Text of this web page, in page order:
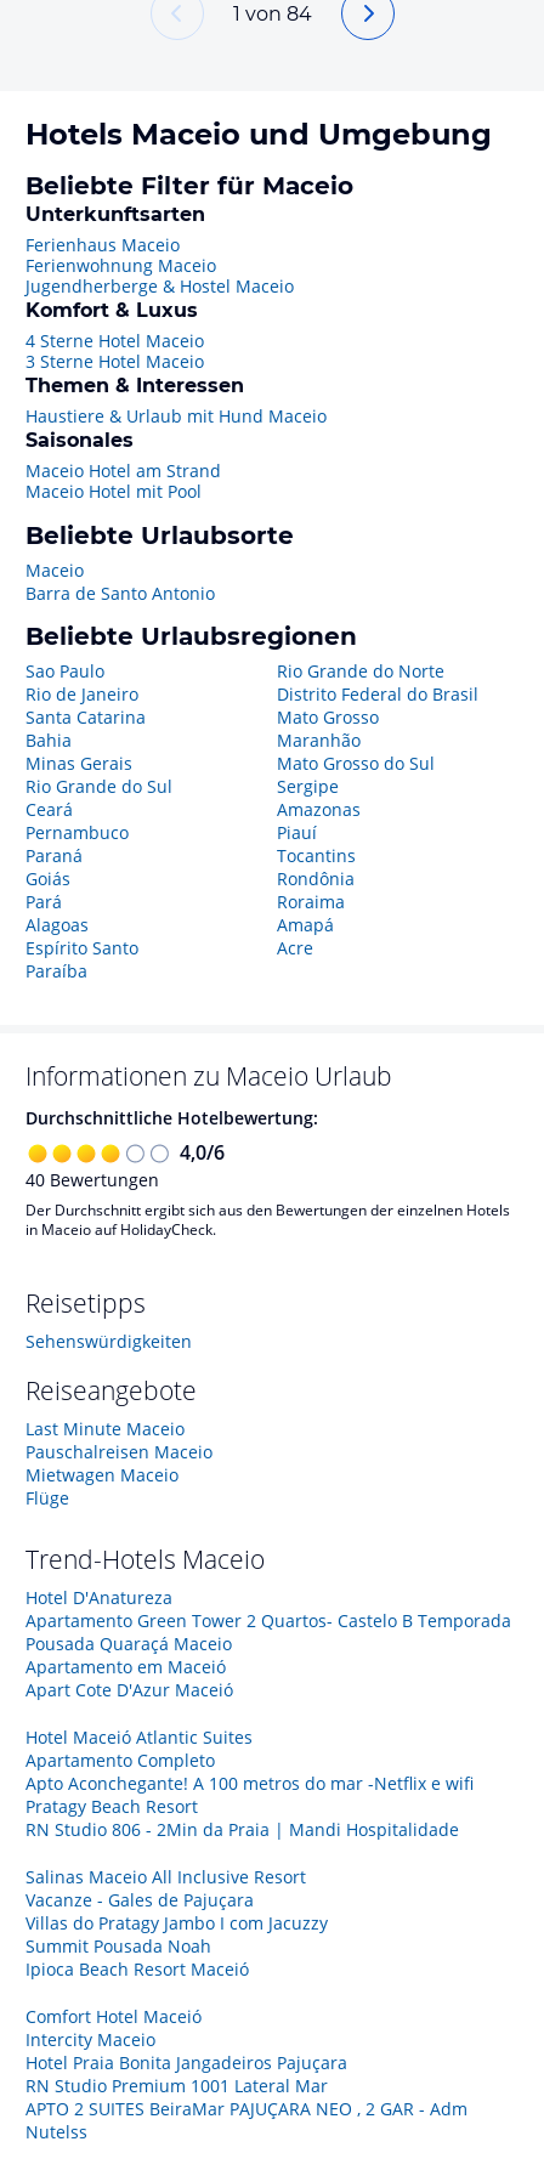
1 von 84
Hotels Maceio und Umgebung
Beliebte Filter für Maceio
Unterkunftsarten
Ferienhaus Maceio
Ferienwohnung Maceio
Jugendherberge & Hostel Maceio
Komfort & Luxus
4 Sterne Hotel Maceio
3 Sterne Hotel Maceio
Themen & Interessen
Haustiere & Urlaub mit Hund Maceio
Saisonales
Maceio Hotel am Strand
Maceio Hotel mit Pool
Beliebte Urlaubsorte
Maceio
Barra de Santo Antonio
Beliebte Urlaubsregionen
Sao Paulo
Rio de Janeiro
Santa Catarina
Bahia
Minas Gerais
Rio Grande do Sul
Ceará
Pernambuco
Paraná
Goiás
Pará
Alagoas
Espírito Santo
Paraíba
Rio Grande do Norte
Distrito Federal do Brasil
Mato Grosso
Maranhão
Mato Grosso do Sul
Sergipe
Amazonas
Piauí
Tocantins
Rondônia
Roraima
Amapá
Acre
Informationen zu Maceio Urlaub
Durchschnittliche Hotelbewertung:
4,0/6
40 Bewertungen
Der Durchschnitt ergibt sich aus den Bewertungen der einzelnen Hotels
in Maceio auf HolidayCheck.
Reisetipps
Sehenswürdigkeiten
Reiseangebote
Last Minute Maceio
Pauschalreisen Maceio
Mietwagen Maceio
Flüge
Trend-Hotels Maceio
Hotel D'Anatureza
Apartamento Green Tower 2 Quartos- Castelo B Temporada
Pousada Quaraçá Maceio
Apartamento em Maceió
Apart Cote D'Azur Maceió
Hotel Maceió Atlantic Suites
Apartamento Completo
Apto Aconchegante! A 100 metros do mar -Netflix e wifi
Pratagy Beach Resort
RN Studio 806 - 2Min da Praia | Mandi Hospitalidade
Salinas Maceio All Inclusive Resort
Vacanze - Gales de Pajuçara
Villas do Pratagy Jambo I com Jacuzzy
Summit Pousada Noah
Ipioca Beach Resort Maceió
Comfort Hotel Maceió
Intercity Maceio
Hotel Praia Bonita Jangadeiros Pajuçara
RN Studio Premium 1001 Lateral Mar
APTO 2 SUITES BeiraMar PAJUÇARA NEO , 2 GAR - Adm
Nutelss